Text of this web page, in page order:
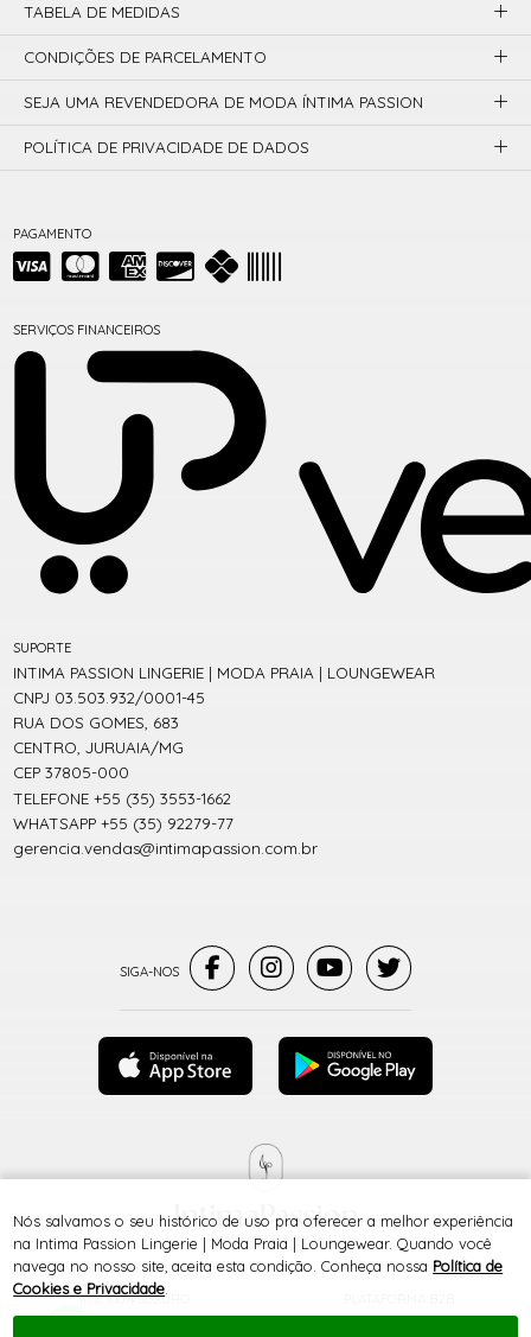
PAGAMENTO
SERVIÇOS FINANCEIROS
SITE 100% SEGURO
SUPORTE
INTIMA PASSION LINGERIE | MODA PRAIA | LOUNGEWEAR
CNPJ 03.503.932/0001-45
RUA DOS GOMES, 683
CENTRO, JURUAIA/MG
CEP 37805-000
TELEFONE +55 (35) 3553-1662
WHATSAPP +55 (35) 92279-77
gerencia.vendas@intimapassion.com.br
TABELA DE MEDIDAS
CONDIÇÕES DE PARCELAMENTO
SEJA UMA REVENDEDORA DE MODA ÍNTIMA PASSION
POLÍTICA DE PRIVACIDADE DE DADOS
® TODOS DIREITOS RESERVADOS
Nós salvamos o seu histórico de uso pra oferecer a melhor experiência
na Intima Passion Lingerie | Moda Praia | Loungewear. Quando você
navega no nosso site, aceita esta condição. Conheça nossa Política de
Cookies e Privacidade